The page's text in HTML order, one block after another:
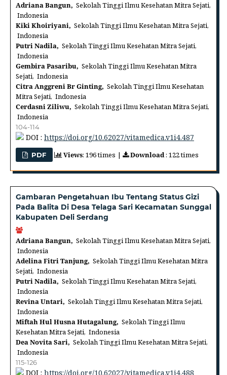
Adriana Bangun, Sekolah Tinggi Ilmu Kesehatan Mitra Sejati,
Indonesia
Kiki Khoiriyani, Sekolah Tinggi Ilmu Kesehatan Mitra Sejati,
Indonesia
Putri Nadila, Sekolah Tinggi Ilmu Kesehatan Mitra Sejati,
Indonesia
Gembira Pasaribu, Sekolah Tinggi Ilmu Kesehatan Mitra
Sejati, Indonesia
Citra Anggreni Br Ginting, Sekolah Tinggi Ilmu Kesehatan
Mitra Sejati, Indonesia
Cerdasni Ziliwu, Sekolah Tinggi Ilmu Kesehatan Mitra Sejati,
Indonesia
104-114
DOI : https://doi.org/10.62027/vitamedica.v1i4.487
PDF Views: 196 times | Download: 122 times
Gambaran Pengetahuan Ibu Tentang Status Gizi
Pada Balita Di Desa Telaga Sari Kecamatan Sunggal
Kabupaten Deli Serdang
Adriana Bangun, Sekolah Tinggi Ilmu Kesehatan Mitra Sejati,
Indonesia
Adelina Fitri Tanjung, Sekolah Tinggi Ilmu Kesehatan Mitra
Sejati, Indonesia
Putri Nadila, Sekolah Tinggi Ilmu Kesehatan Mitra Sejati,
Indonesia
Revina Untari, Sekolah Tinggi Ilmu Kesehatan Mitra Sejati,
Indonesia
Miftah Hul Husna Hutagalung, Sekolah Tinggi Ilmu
Kesehatan Mitra Sejati, Indonesia
Dea Novita Sari, Sekolah Tinggi Ilmu Kesehatan Mitra Sejati,
Indonesia
115-126
DOI : https://doi.org/10.62027/vitamedica.v1i4.488